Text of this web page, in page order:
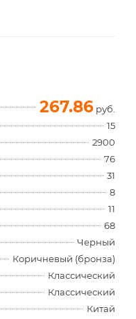
267.86 руб.
15
2900
76
31
8
11
68
Черный
Коричневый (бронза)
Классический
Классический
Китай